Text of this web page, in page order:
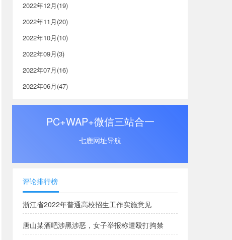
2022年12月(19)
2022年11月(20)
2022年10月(10)
2022年09月(3)
2022年07月(16)
2022年06月(47)
PC+WAP+微信三站合一
七鹿网址导航
评论排行榜
浙江省2022年普通高校招生工作实施意见
唐山某酒吧涉黑涉恶，女子举报称遭殴打拘禁